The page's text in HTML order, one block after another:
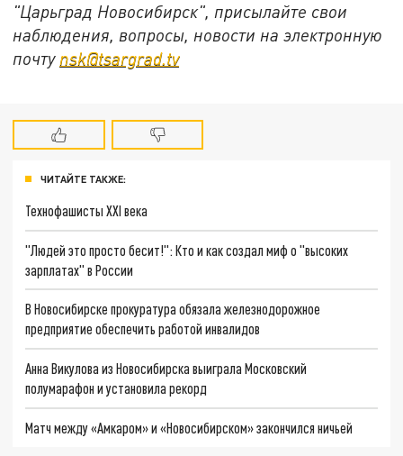
"Царьград Новосибирск", присылайте свои
наблюдения, вопросы, новости на электронную
почту nsk@tsargrad.tv
ЧИТАЙТЕ ТАКЖЕ:
Технофашисты XXI века
"Людей это просто бесит!": Кто и как создал миф о "высоких
зарплатах" в России
В Новосибирске прокуратура обязала железнодорожное
предприятие обеспечить работой инвалидов
Анна Викулова из Новосибирска выиграла Московский
полумарафон и установила рекорд
Матч между «Амкаром» и «Новосибирском» закончился ничьей